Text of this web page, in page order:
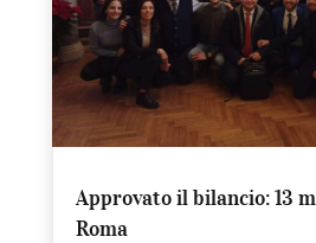
Approvato il bilancio: 13
Roma